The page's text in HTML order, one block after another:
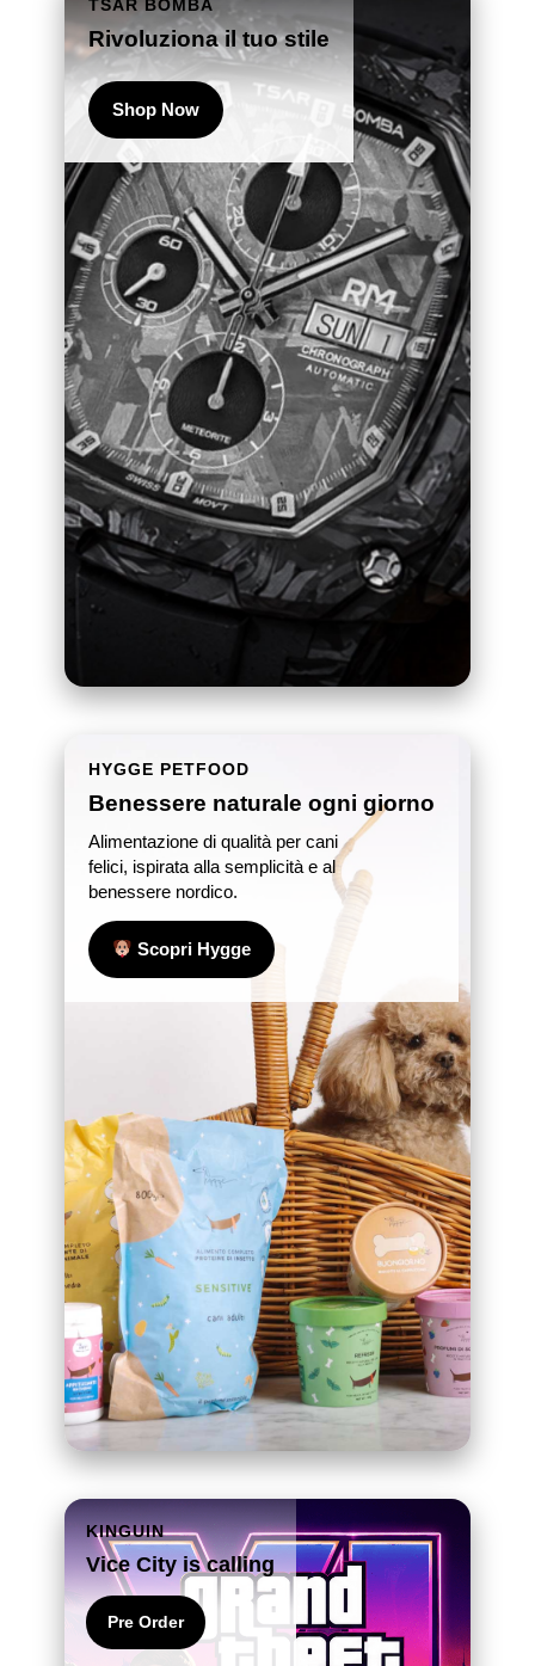
TSAR BOMBA
Rivoluziona il tuo stile
Shop Now
HYGGE PETFOOD
Benessere naturale ogni giorno
Alimentazione di qualità per cani
felici, ispirata alla semplicità e al
benessere nordico.
Scopri Hygge
KINGUIN
Vice City is calling
Pre Order